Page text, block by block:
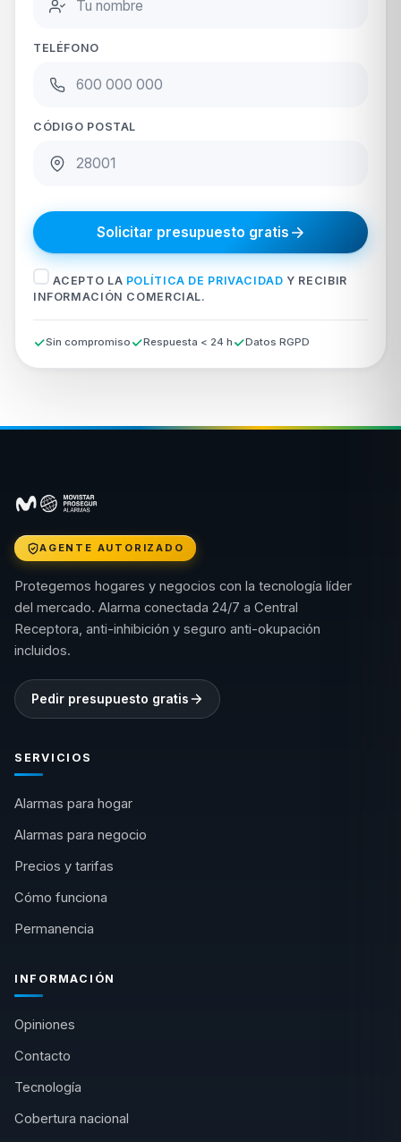
TELÉFONO
CÓDIGO POSTAL
Solicitar presupuesto gratis
ACEPTO LA POLÍTICA DE PRIVACIDAD Y RECIBIR
INFORMACIÓN COMERCIAL.
Sin compromiso Respuesta < 24 h Datos RGPD
AGENTE AUTORIZADO
Protegemos hogares y negocios con la tecnología líder
del mercado. Alarma conectada 24/7 a Central
Receptora, anti-inhibición y seguro anti-okupación
incluidos.
Pedir presupuesto gratis
SERVICIOS
Alarmas para hogar
Alarmas para negocio
Precios y tarifas
Cómo funciona
Permanencia
INFORMACIÓN
Opiniones
Contacto
Tecnología
Cobertura nacional